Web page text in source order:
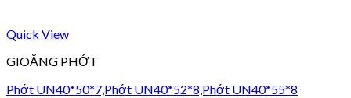
Quick View
GIOĂNG PHỚT
Phớt UN40*50*7,Phớt UN40*52*8,Phớt UN40*55*8